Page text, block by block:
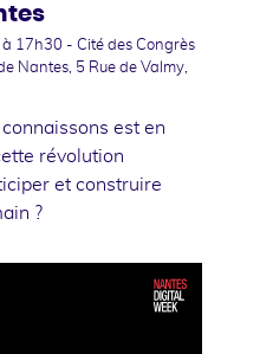
17h30 - Cité des Congrès
Nantes, 5 Rue de Valmy,
est en
révolution
et construire
?